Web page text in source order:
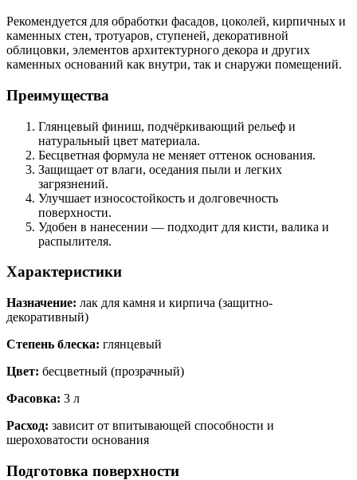
Рекомендуется для обработки фасадов, цоколей, кирпичных и
каменных стен, тротуаров, ступеней, декоративной
облицовки, элементов архитектурного декора и других
каменных оснований как внутри, так и снаружи помещений.
Преимущества
Глянцевый финиш, подчёркивающий рельеф и
натуральный цвет материала.
Бесцветная формула не меняет оттенок основания.
Защищает от влаги, оседания пыли и легких
загрязнений.
Улучшает износостойкость и долговечность
поверхности.
Удобен в нанесении — подходит для кисти, валика и
распылителя.
Характеристики
Назначение: лак для камня и кирпича (защитно-
декоративный)
Степень блеска: глянцевый
Цвет: бесцветный (прозрачный)
Фасовка: 3 л
Расход: зависит от впитывающей способности и
шероховатости основания
Подготовка поверхности